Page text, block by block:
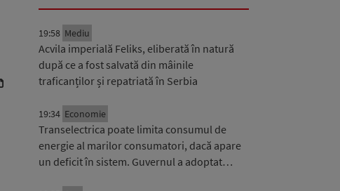
19:58 Mediu
Acvila imperială Feliks, eliberată în natură
după ce a fost salvată din mâinile
traficanților și repatriată în Serbia
19:34 Economie
Transelectrica poate limita consumul de
energie al marilor consumatori, dacă apare
un deficit în sistem. Guvernul a adoptat…